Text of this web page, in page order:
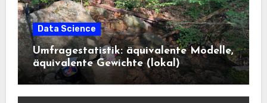
Data Science
Umfragestatistik: äquivalente Modelle,
äquivalente Gewichte (lokal)